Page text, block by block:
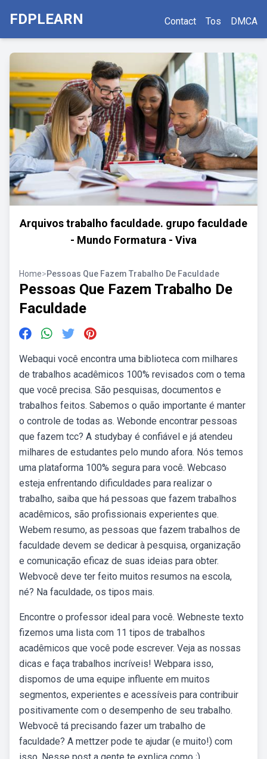
FDPLEARN Contact Tos DMCA
Arquivos trabalho faculdade. grupo faculdade
- Mundo Formatura - Viva
Home>Pessoas Que Fazem Trabalho De Faculdade
Pessoas Que Fazem Trabalho De
Faculdade
Webaqui você encontra uma biblioteca com milhares
de trabalhos acadêmicos 100% revisados com o tema
que você precisa. São pesquisas, documentos e
trabalhos feitos. Sabemos o quão importante é manter
o controle de todas as. Webonde encontrar pessoas
que fazem tcc? A studybay é confiável e já atendeu
milhares de estudantes pelo mundo afora. Nós temos
uma plataforma 100% segura para você. Webcaso
esteja enfrentando dificuldades para realizar o
trabalho, saiba que há pessoas que fazem trabalhos
acadêmicos, são profissionais experientes que.
Webem resumo, as pessoas que fazem trabalhos de
faculdade devem se dedicar à pesquisa, organização
e comunicação eficaz de suas ideias para obter.
Webvocê deve ter feito muitos resumos na escola,
né? Na faculdade, os tipos mais.
Encontre o professor ideal para você. Webneste texto
fizemos uma lista com 11 tipos de trabalhos
acadêmicos que você pode escrever. Veja as nossas
dicas e faça trabalhos incríveis! Webpara isso,
dispomos de uma equipe influente em muitos
segmentos, experientes e acessíveis para contribuir
positivamente com o desempenho de seu trabalho.
Webvocê tá precisando fazer um trabalho de
faculdade? A mettzer pode te ajudar (e muito!) com